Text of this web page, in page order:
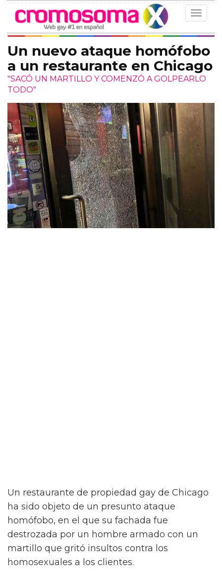
Toggle
Un nuevo ataque homófobo
a un restaurante en Chicago
"SACÓ UN MARTILLO Y COMENZÓ A GOLPEARLO
TODO"
Un restaurante de propiedad gay de Chicago
ha sido objeto de un presunto ataque
homófobo, en el que su fachada fue
destrozada por un hombre armado con un
martillo que gritó insultos contra los
homosexuales a los clientes.